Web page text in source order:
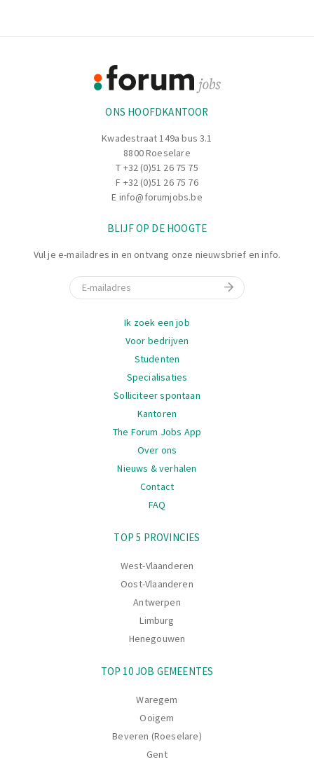
ONS HOOFDKANTOOR
Kwadestraat 149a bus 3.1
8800 Roeselare
T +32 (0)51 26 75 75
F +32 (0)51 26 75 76
E info@forumjobs.be
BLIJF OP DE HOOGTE
Vul je e-mailadres in en ontvang onze nieuwsbrief en info.
E-mail
Ik zoek een job
Voor bedrijven
Studenten
Specialisaties
Solliciteer spontaan
Kantoren
The Forum Jobs App
Over ons
Nieuws & verhalen
Contact
FAQ
TOP 5 PROVINCIES
West-Vlaanderen
Oost-Vlaanderen
Antwerpen
Limburg
Henegouwen
TOP 10 JOB GEMEENTES
Waregem
Ooigem
Beveren (Roeselare)
Gent